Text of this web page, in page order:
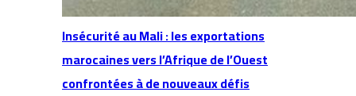
Insécurité au Mali : les exportations
marocaines vers l’Afrique de l’Ouest
confrontées à de nouveaux défis